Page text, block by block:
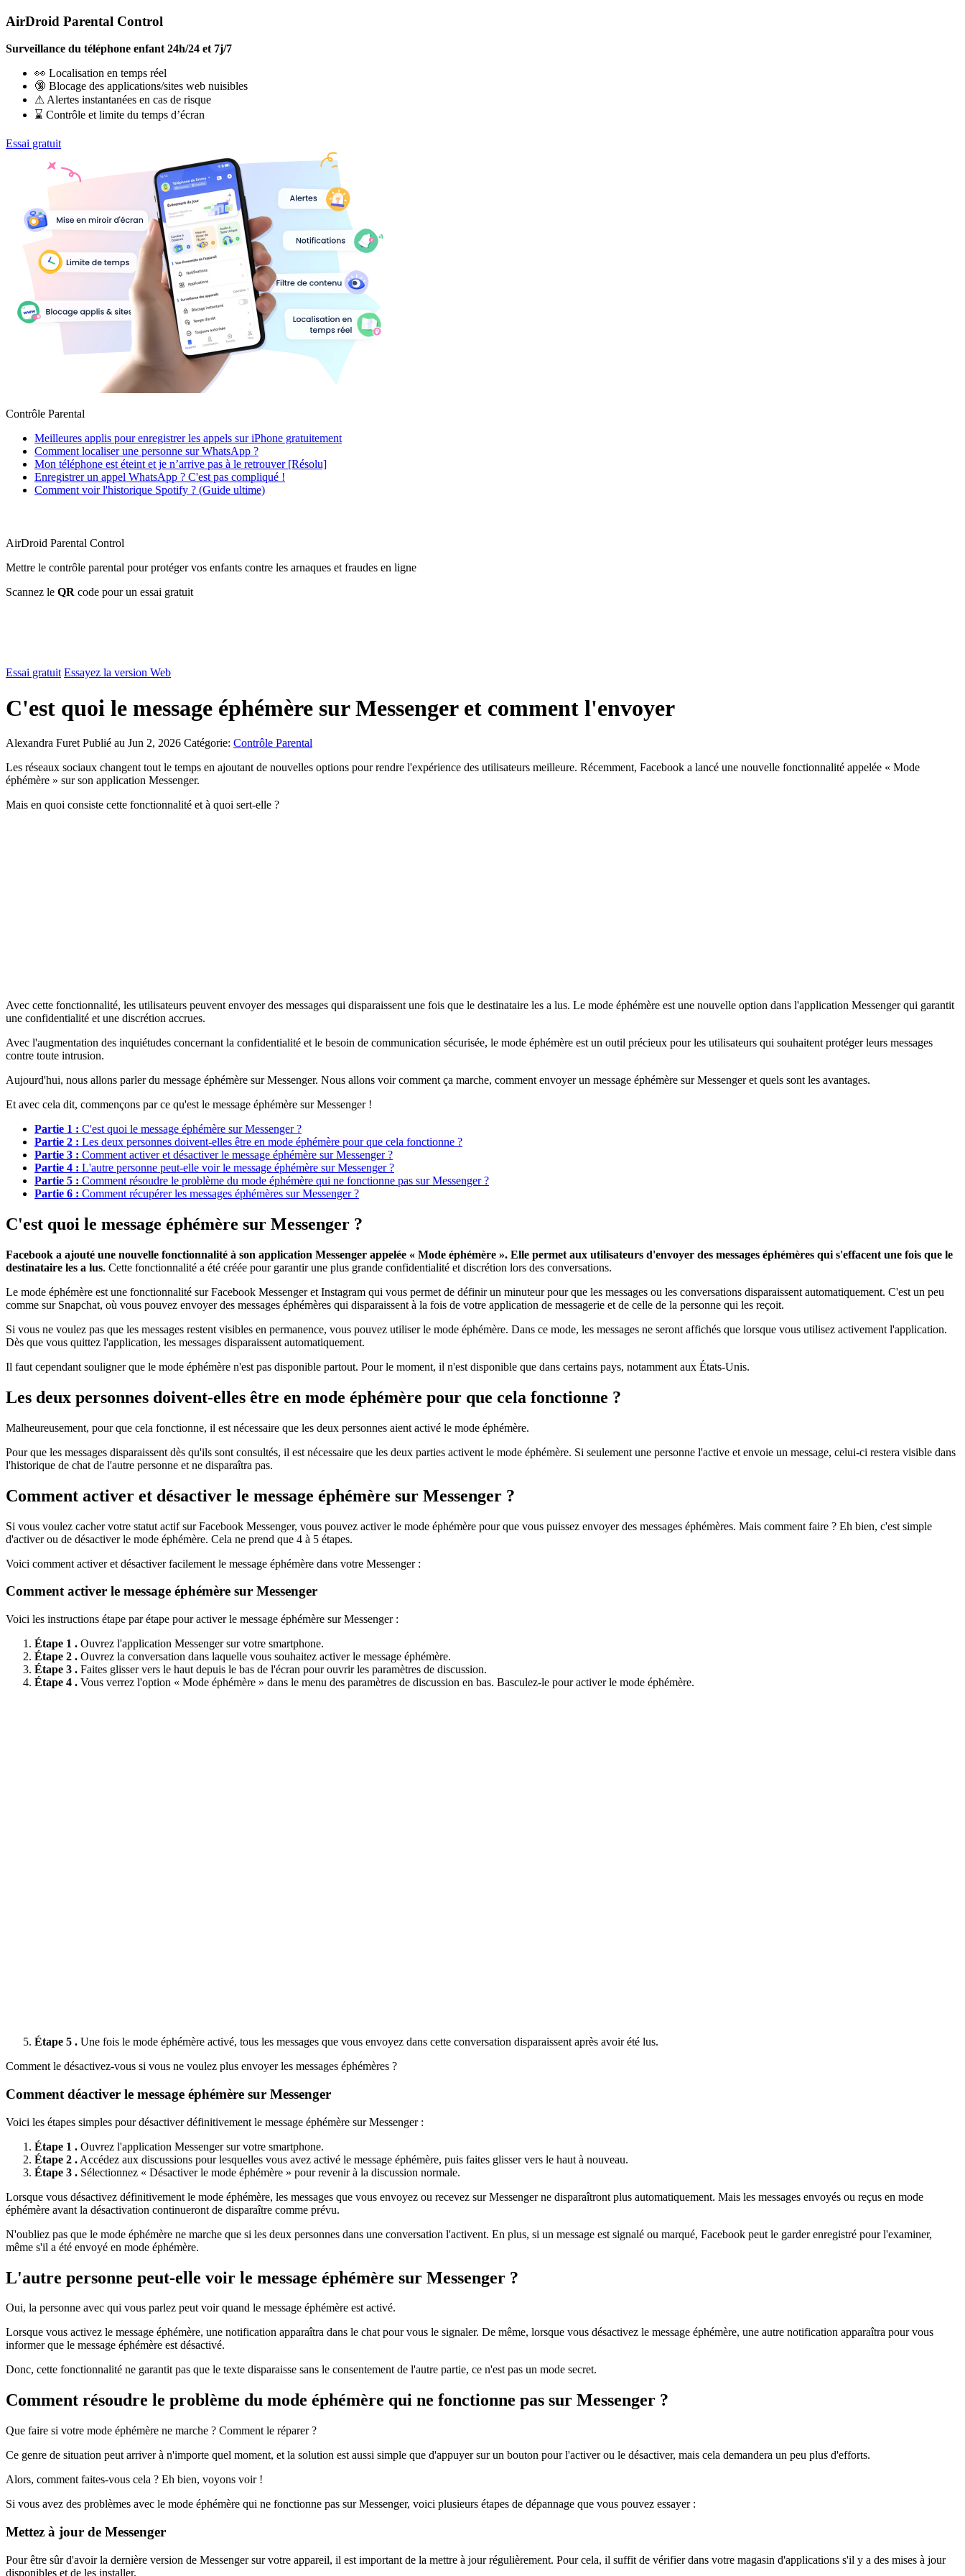
AirDroid Parental Control
Surveillance du téléphone enfant 24h/24 et 7j/7
👀 Localisation en temps réel
🔞 Blocage des applications/sites web nuisibles
⚠ Alertes instantanées en cas de risque
⌛ Contrôle et limite du temps d’écran
Essai gratuit
Contrôle Parental
Meilleures applis pour enregistrer les appels sur iPhone gratuitement
Comment localiser une personne sur WhatsApp ?
Mon téléphone est éteint et je n’arrive pas à le retrouver [Résolu]
Enregistrer un appel WhatsApp ? C'est pas compliqué !
Comment voir l'historique Spotify ? (Guide ultime)
AirDroid Parental Control
Mettre le contrôle parental pour protéger vos enfants contre les arnaques et fraudes en ligne
Scannez le QR code pour un essai gratuit
Essai gratuit Essayez la version Web
C'est quoi le message éphémère sur Messenger et comment l'envoyer
Alexandra Furet Publié au Jun 2, 2026 Catégorie: Contrôle Parental
Les réseaux sociaux changent tout le temps en ajoutant de nouvelles options pour rendre l'expérience des utilisateurs meilleure. Récemment, Facebook a lancé une nouvelle fonctionnalité appelée « Mode
éphémère » sur son application Messenger.
Mais en quoi consiste cette fonctionnalité et à quoi sert-elle ?
Avec cette fonctionnalité, les utilisateurs peuvent envoyer des messages qui disparaissent une fois que le destinataire les a lus. Le mode éphémère est une nouvelle option dans l'application Messenger qui garantit
une confidentialité et une discrétion accrues.
Avec l'augmentation des inquiétudes concernant la confidentialité et le besoin de communication sécurisée, le mode éphémère est un outil précieux pour les utilisateurs qui souhaitent protéger leurs messages
contre toute intrusion.
Aujourd'hui, nous allons parler du message éphémère sur Messenger. Nous allons voir comment ça marche, comment envoyer un message éphémère sur Messenger et quels sont les avantages.
Et avec cela dit, commençons par ce qu'est le message éphémère sur Messenger !
Partie 1 : C'est quoi le message éphémère sur Messenger ?
Partie 2 : Les deux personnes doivent-elles être en mode éphémère pour que cela fonctionne ?
Partie 3 : Comment activer et désactiver le message éphémère sur Messenger ?
Partie 4 : L'autre personne peut-elle voir le message éphémère sur Messenger ?
Partie 5 : Comment résoudre le problème du mode éphémère qui ne fonctionne pas sur Messenger ?
Partie 6 : Comment récupérer les messages éphémères sur Messenger ?
C'est quoi le message éphémère sur Messenger ?
Facebook a ajouté une nouvelle fonctionnalité à son application Messenger appelée « Mode éphémère ». Elle permet aux utilisateurs d'envoyer des messages éphémères qui s'effacent une fois que le
destinataire les a lus. Cette fonctionnalité a été créée pour garantir une plus grande confidentialité et discrétion lors des conversations.
Le mode éphémère est une fonctionnalité sur Facebook Messenger et Instagram qui vous permet de définir un minuteur pour que les messages ou les conversations disparaissent automatiquement. C'est un peu
comme sur Snapchat, où vous pouvez envoyer des messages éphémères qui disparaissent à la fois de votre application de messagerie et de celle de la personne qui les reçoit.
Si vous ne voulez pas que les messages restent visibles en permanence, vous pouvez utiliser le mode éphémère. Dans ce mode, les messages ne seront affichés que lorsque vous utilisez activement l'application.
Dès que vous quittez l'application, les messages disparaissent automatiquement.
Il faut cependant souligner que le mode éphémère n'est pas disponible partout. Pour le moment, il n'est disponible que dans certains pays, notamment aux États-Unis.
Les deux personnes doivent-elles être en mode éphémère pour que cela fonctionne ?
Malheureusement, pour que cela fonctionne, il est nécessaire que les deux personnes aient activé le mode éphémère.
Pour que les messages disparaissent dès qu'ils sont consultés, il est nécessaire que les deux parties activent le mode éphémère. Si seulement une personne l'active et envoie un message, celui-ci restera visible dans
l'historique de chat de l'autre personne et ne disparaîtra pas.
Comment activer et désactiver le message éphémère sur Messenger ?
Si vous voulez cacher votre statut actif sur Facebook Messenger, vous pouvez activer le mode éphémère pour que vous puissez envoyer des messages éphémères. Mais comment faire ? Eh bien, c'est simple
d'activer ou de désactiver le mode éphémère. Cela ne prend que 4 à 5 étapes.
Voici comment activer et désactiver facilement le message éphémère dans votre Messenger :
Comment activer le message éphémère sur Messenger
Voici les instructions étape par étape pour activer le message éphémère sur Messenger :
Étape 1 . Ouvrez l'application Messenger sur votre smartphone.
Étape 2 . Ouvrez la conversation dans laquelle vous souhaitez activer le message éphémère.
Étape 3 . Faites glisser vers le haut depuis le bas de l'écran pour ouvrir les paramètres de discussion.
Étape 4 . Vous verrez l'option « Mode éphémère » dans le menu des paramètres de discussion en bas. Basculez-le pour activer le mode éphémère.
Étape 5 . Une fois le mode éphémère activé, tous les messages que vous envoyez dans cette conversation disparaissent après avoir été lus.
Comment le désactivez-vous si vous ne voulez plus envoyer les messages éphémères ?
Comment déactiver le message éphémère sur Messenger
Voici les étapes simples pour désactiver définitivement le message éphémère sur Messenger :
Étape 1 . Ouvrez l'application Messenger sur votre smartphone.
Étape 2 . Accédez aux discussions pour lesquelles vous avez activé le message éphémère, puis faites glisser vers le haut à nouveau.
Étape 3 . Sélectionnez « Désactiver le mode éphémère » pour revenir à la discussion normale.
Lorsque vous désactivez définitivement le mode éphémère, les messages que vous envoyez ou recevez sur Messenger ne disparaîtront plus automatiquement. Mais les messages envoyés ou reçus en mode
éphémère avant la désactivation continueront de disparaître comme prévu.
N'oubliez pas que le mode éphémère ne marche que si les deux personnes dans une conversation l'activent. En plus, si un message est signalé ou marqué, Facebook peut le garder enregistré pour l'examiner,
même s'il a été envoyé en mode éphémère.
L'autre personne peut-elle voir le message éphémère sur Messenger ?
Oui, la personne avec qui vous parlez peut voir quand le message éphémère est activé.
Lorsque vous activez le message éphémère, une notification apparaîtra dans le chat pour vous le signaler. De même, lorsque vous désactivez le message éphémère, une autre notification apparaîtra pour vous
informer que le message éphémère est désactivé.
Donc, cette fonctionnalité ne garantit pas que le texte disparaisse sans le consentement de l'autre partie, ce n'est pas un mode secret.
Comment résoudre le problème du mode éphémère qui ne fonctionne pas sur Messenger ?
Que faire si votre mode éphémère ne marche ? Comment le réparer ?
Ce genre de situation peut arriver à n'importe quel moment, et la solution est aussi simple que d'appuyer sur un bouton pour l'activer ou le désactiver, mais cela demandera un peu plus d'efforts.
Alors, comment faites-vous cela ? Eh bien, voyons voir !
Si vous avez des problèmes avec le mode éphémère qui ne fonctionne pas sur Messenger, voici plusieurs étapes de dépannage que vous pouvez essayer :
Mettez à jour de Messenger
Pour être sûr d'avoir la dernière version de Messenger sur votre appareil, il est important de la mettre à jour régulièrement. Pour cela, il suffit de vérifier dans votre magasin d'applications s'il y a des mises à jour
disponibles et de les installer.